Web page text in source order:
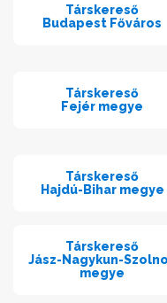
Társkereső
Budapest Főváros
Társkereső
Fejér megye
Társkereső
Hajdú-Bihar megye
Társkereső
Jász-Nagykun-
megye